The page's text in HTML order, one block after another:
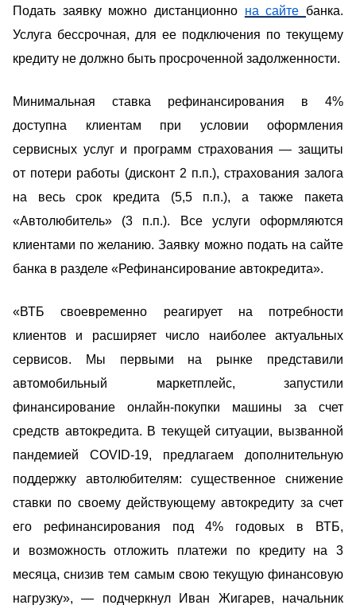
Подать заявку можно дистанционно на сайте банка.
Услуга бессрочная, для ее подключения по текущему
кредиту не должно быть просроченной задолженности.
Минимальная ставка рефинансирования в 4%
доступна клиентам при условии оформления
сервисных услуг и программ страхования — защиты
от потери работы (дисконт 2 п.п.), страхования залога
на весь срок кредита (5,5 п.п.), а также пакета
«Автолюбитель» (3 п.п.). Все услуги оформляются
клиентами по желанию. Заявку можно подать на сайте
банка в разделе «Рефинансирование автокредита».
«ВТБ своевременно реагирует на потребности
клиентов и расширяет число наиболее актуальных
сервисов. Мы первыми на рынке представили
автомобильный маркетплейс, запустили
финансирование онлайн-покупки машины за счет
средств автокредита. В текущей ситуации, вызванной
пандемией COVID-19, предлагаем дополнительную
поддержку автолюбителям: существенное снижение
ставки по своему действующему автокредиту за счет
его рефинансирования под 4% годовых в ВТБ,
и возможность отложить платежи по кредиту на 3
месяца, снизив тем самым свою текущую финансовую
нагрузку», — подчеркнул Иван Жигарев, начальник